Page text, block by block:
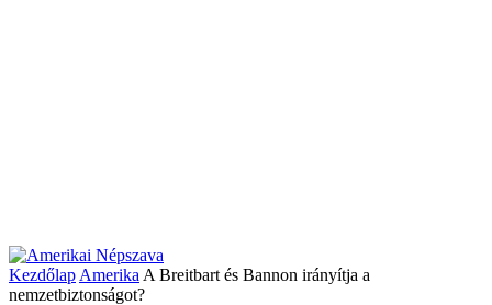
Kezdőlap Amerika A Breitbart és Bannon irányítja a
nemzetbiztonságot?